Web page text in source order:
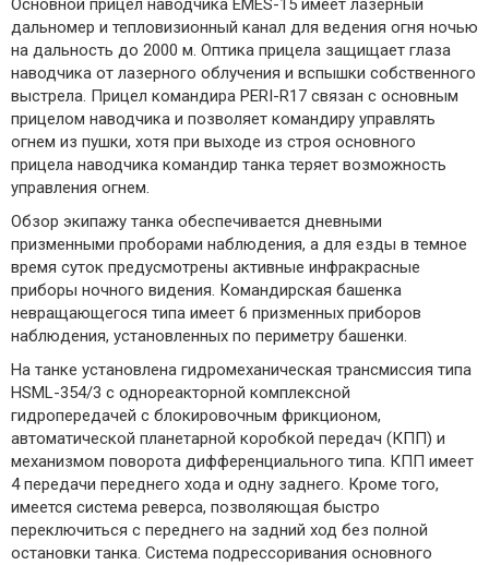
Основной прицел наводчика EMES-15 имеет лазерный
дальномер и тепловизионный канал для ведения огня ночью
на дальность до 2000 м. Оптика прицела защищает глаза
наводчика от лазерного облучения и вспышки собственного
выстрела. Прицел командира PERI-R17 связан с основным
прицелом наводчика и позволяет командиру управлять
огнем из пушки, хотя при выходе из строя основного
прицела наводчика командир танка теряет возможность
управления огнем.
Обзор экипажу танка обеспечивается дневными
призменными проборами наблюдения, а для езды в темное
время суток предусмотрены активные инфракрасные
приборы ночного видения. Командирская башенка
невращающегося типа имеет 6 призменных приборов
наблюдения, установленных по периметру башенки.
На танке установлена гидромеханическая трансмиссия типа
HSML-354/3 с однореакторной комплексной
гидропередачей с блокировочным фрикционом,
автоматической планетарной коробкой передач (КПП) и
механизмом поворота дифференциального типа. КПП имеет
4 передачи переднего хода и одну заднего. Кроме того,
имеется система реверса, позволяющая быстро
переключиться с переднего на задний ход без полной
остановки танка. Система подрессоривания основного